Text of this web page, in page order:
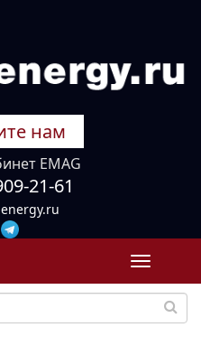
нам
EMAG
21-61
Toggle